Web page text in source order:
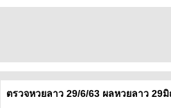
ตรวจหวยลาว 29/6/63 ผลหวยลาว 29